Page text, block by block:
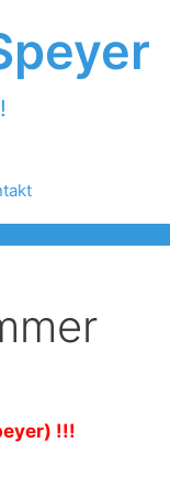
!!!